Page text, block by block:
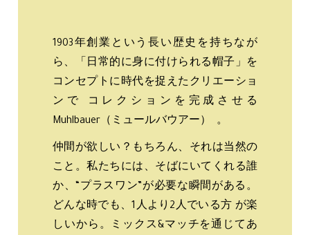
1903年創業という長い歴史を持ちなが
ら、「日常的に身に付けられる帽子」を
コンセプトに時代を捉えたクリエーショ
ンで コレクションを完成させる
Muhlbauer（ミュールバウアー） 。
仲間が欲しい？もちろん、それは当然の
こと。私たちには、そばにいてくれる誰
か、“プラスワン”が必要な瞬間がある。
どんな時でも、1人より2人でいる方 が楽
しいから。ミックス&マッチを通じてあ